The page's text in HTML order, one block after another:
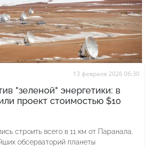
13 февраля 2026 06:30
"зеленой" энергетики: в
проект стоимостью $10
строить всего в 11 км от Паранала,
обсерваторий планеты